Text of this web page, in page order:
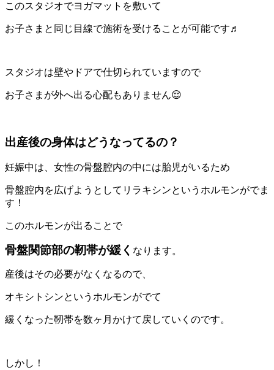
このスタジオでヨガマットを敷いて
お子さまと同じ目線で施術を受けることが可能です♬
スタジオは壁やドアで仕切られていますので
お子さまが外へ出る心配もありません😌
出産後の身体はどうなってるの？
妊娠中は、女性の骨盤腔内の中には胎児がいるため
骨盤腔内を広げようとしてリラキシンというホルモンがでま
す！
このホルモンが出ることで
骨盤関節部の靭帯が緩く なります。
産後はその必要がなくなるので、
オキシトシンというホルモンがでて
緩くなった靭帯を数ヶ月かけて戻していくのです。
しかし！